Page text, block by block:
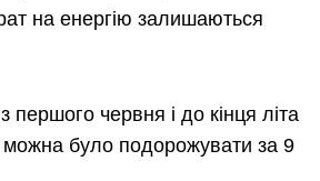
на енергію залишаються
першого червня і до кінця літа
можна було подорожувати за 9